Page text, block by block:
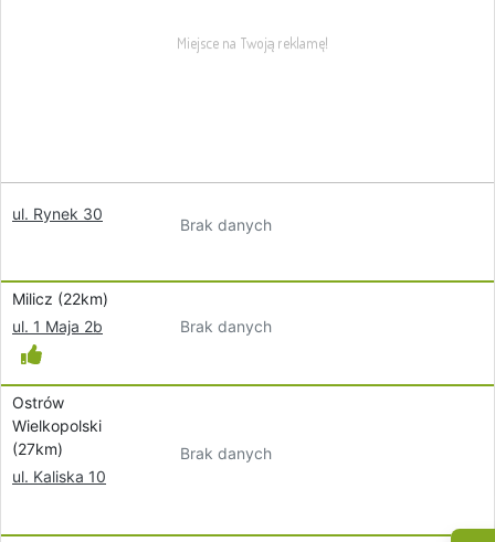
ul. Rynek 30
Brak danych
Milicz (22km)
ul. 1 Maja 2b
Brak danych
Ostrów
Wielkopolski
(27km)
ul. Kaliska 10
Brak danych